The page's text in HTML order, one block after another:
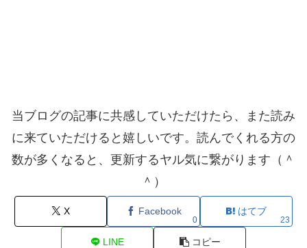
当ブログの記事に共感していただけたら、また読み
に来ていただけると嬉しいです。読んでくれる方の
数が多くなると、更新するヤル気に繋がります（＾
＾）
X Facebook
0
はてブ
23
LINE コピー